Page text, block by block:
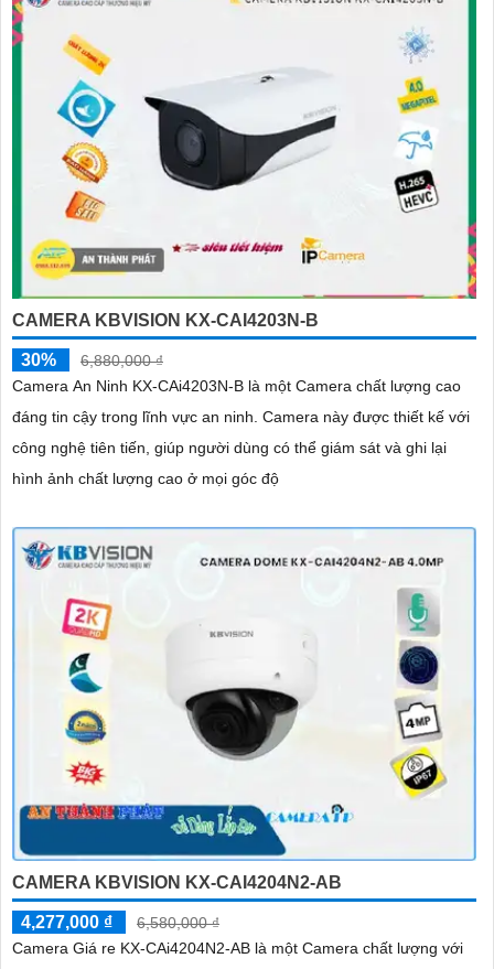
CAMERA KBVISION KX-CAI4203N-B
30%
6,880,000 ₫
Camera An Ninh KX-CAi4203N-B là một Camera chất lượng cao
đáng tin cậy trong lĩnh vực an ninh. Camera này được thiết kế với
công nghệ tiên tiến, giúp người dùng có thể giám sát và ghi lại
hình ảnh chất lượng cao ở mọi góc độ
CAMERA KBVISION KX-CAI4204N2-AB
4,277,000 ₫
6,580,000 ₫
Camera Giá re KX-CAi4204N2-AB là một Camera chất lượng với